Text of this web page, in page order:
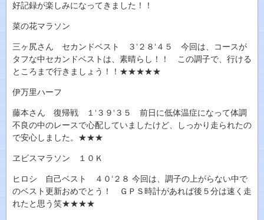
好記録が楽しみになってきました！！
菜の花マラソン
三ヶ尻さん セカンドベスト ３‘２８‘４５ 今回は、コースが
タフな中セカンドベストは、素晴らし！！ この調子で、行ける
ところまで行きましょう！！★★★★★
伊万里ハーフ
藤本さん 復帰戦 １‘３９‘３５ 前日に低体温症になって体調
不良の中のレースで心配していましたけど、しっかり走られたの
で安心しました。★★★
ヱビスマラソン １０Ｋ
ヒロシ 自己ベスト ４０‘２８ 今回は、調子の上がらない中で
のベスト更新おめでとう！ ＧＰＳ時計があれば後５分は速く走
れたと思う笑★★★★